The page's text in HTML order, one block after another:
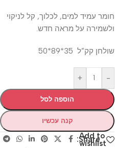
חומר עמיד למים, לכלוך, קל לניקוי
ולשמירה על מראה חדש.
שולחן קק”ל 35*89*50
-
+
הוספה לסל
קנה עכשיו
Add to
wishlist
Share: